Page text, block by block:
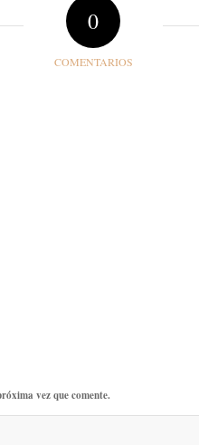
0
COMENTARIOS
vez que comente.